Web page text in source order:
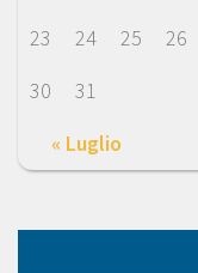
« Luglio
23
24 25 26
30
31